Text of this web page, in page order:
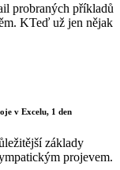
probraných příkladů
KTeď už jen nějak
v Excelu, 1 den
základy
projevem.